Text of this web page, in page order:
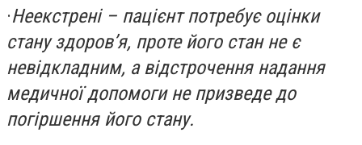
·Неекстрені – пацієнт потребує оцінки
стану здоров’я, проте його стан не є
невідкладним, а відстрочення надання
медичної допомоги не призведе до
погіршення його стану.